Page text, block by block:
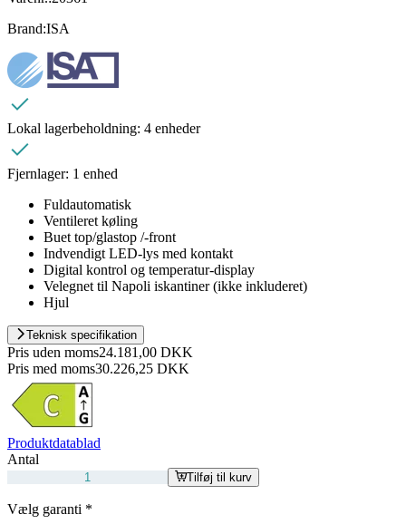
Brand:ISA
Lokal lagerbeholdning: 4 enheder
Fjernlager: 1 enhed
Fuldautomatisk
Ventileret køling
Buet top/glastop /-front
Indvendigt LED-lys med kontakt
Digital kontrol og temperatur-display
Velegnet til Napoli iskantiner (ikke inkluderet)
Hjul
Teknisk specifikation
Pris uden moms24.181,00 DKK
Pris med moms30.226,25 DKK
Produktdatablad
Antal
Tilføj til kurv
Vælg garanti *